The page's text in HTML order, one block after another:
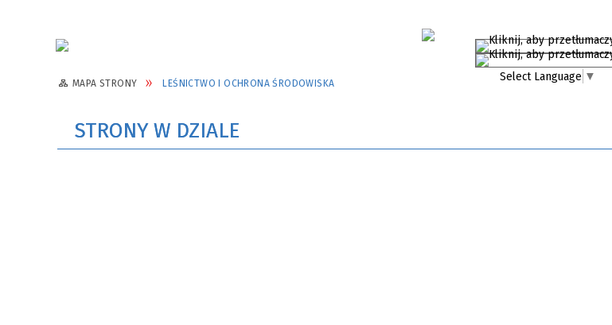
Select Language ▼
MAPA STRONY LEŚNICTWO I OCHRONA ŚRODOWISKA
STRONY W DZIALE